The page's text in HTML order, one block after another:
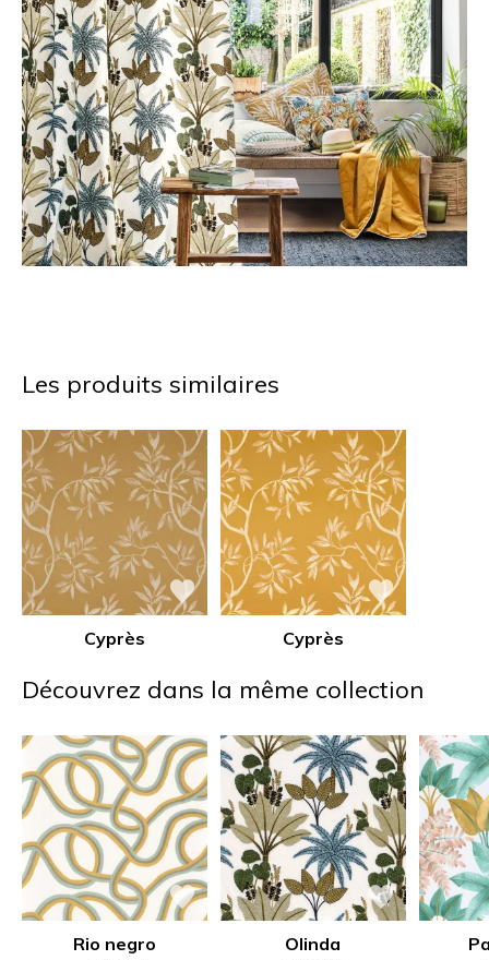
Les produits similaires
Cyprès Cyprès
Découvrez dans la même collection
Rio negro Olinda